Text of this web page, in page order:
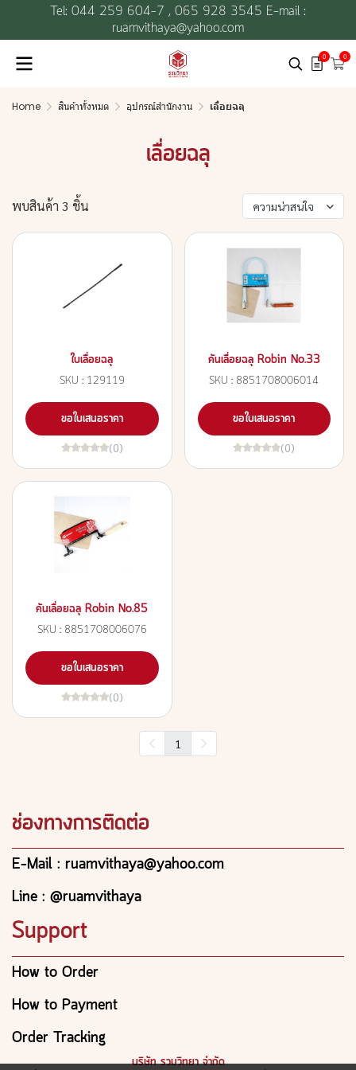
Tel: 044 259 604-7 , 065 928 3545 E-mail :
ruamvithaya@yahoo.com
0 0
Home สินค้าทั้งหมด อุปกรณ์สำนักงาน เลื่อยฉลุ
เลื่อยฉลุ
พบสินค้า 3 ชิ้น ความน่าสนใจ
ใบเลื่อยฉลุ
SKU : 129119
ขอใบเสนอราคา
(0)
คันเลื่อยฉลุ Robin No.33
SKU : 8851708006014
ขอใบเสนอราคา
(0)
คันเลื่อยฉลุ Robin No.85
SKU : 8851708006076
ขอใบเสนอราคา
(0)
1
ช่องทางการติดต่อ
E-Mail : ruamvithaya@yahoo.com
Line : @ruamvithaya
Support
How to Order
How to Payment
Order Tracking
บริษัท รวมวิทยา จำกัด